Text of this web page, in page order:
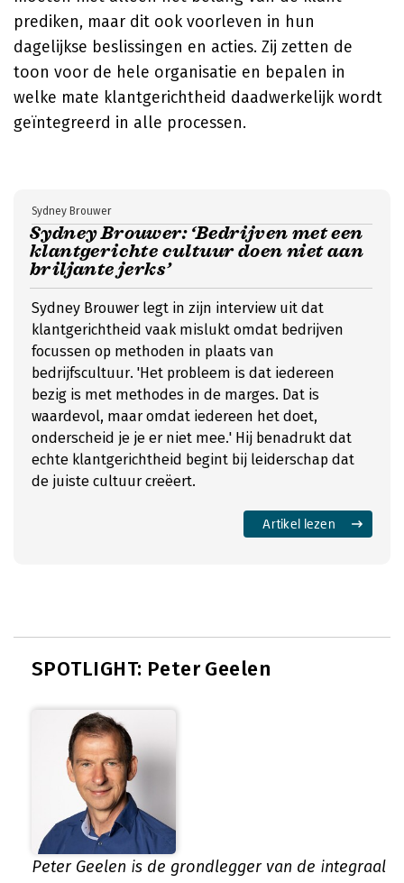
prediken, maar dit ook voorleven in hun
dagelijkse beslissingen en acties. Zij zetten de
toon voor de hele organisatie en bepalen in
welke mate klantgerichtheid daadwerkelijk wordt
geïntegreerd in alle processen.
Sydney Brouwer: ‘Bedrijven met een
klantgerichte cultuur doen niet aan
briljante jerks’
Sydney Brouwer
Sydney Brouwer legt in zijn interview uit dat
klantgerichtheid vaak mislukt omdat bedrijven
focussen op methoden in plaats van
bedrijfscultuur. 'Het probleem is dat iedereen
bezig is met methodes in de marges. Dat is
waardevol, maar omdat iedereen het doet,
onderscheid je je er niet mee.' Hij benadrukt dat
echte klantgerichtheid begint bij leiderschap dat
de juiste cultuur creëert.
Artikel lezen
SPOTLIGHT: Peter Geelen
Peter Geelen is de grondlegger van de integraal